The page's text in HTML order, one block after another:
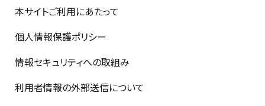
本サイトご利用にあたって
個人情報保護ポリシー
情報セキュリティへの取組み
利用者情報の外部送信について